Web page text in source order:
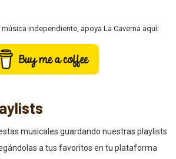
independiente, apoya La Caverna aquí:
musicales guardando nuestras playlists
a tus favoritos en tu plataforma